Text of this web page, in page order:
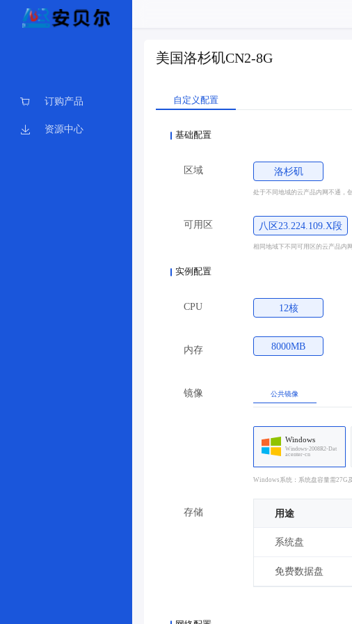
订购产品
资源中心
美国洛杉矶CN2-8G
自定义配置
基础配置
区域 洛杉矶
处于不同地域的云产品内网不通，
可用区 八区23.224.109.X段
相同地域下不同可用区的云产品内
实例配置
CPU 12核
内存 8000MB
镜像 公共镜像
Windows
Windows-2008R2-Dat
acenter-cn
Windows系统：系统盘容量需27G
存储 用途
系统盘
免费数据盘